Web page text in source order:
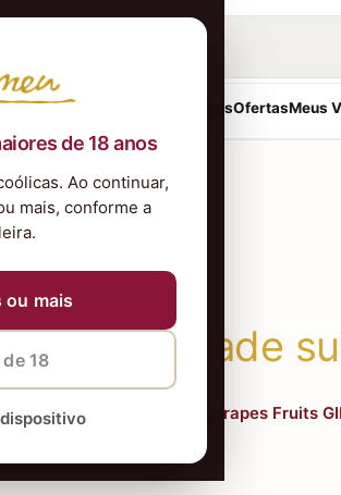
de 18 anos
Ao continuar,
mais, conforme a
ou mais
18
Rosés Kits & PresentesOfertasMeus
não tem idade
Grapes Fruits